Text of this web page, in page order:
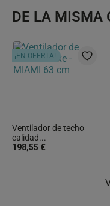
DE LA MISMA
Ventilador de techo
calidad...
198,55 €
¡EN OFERTA!